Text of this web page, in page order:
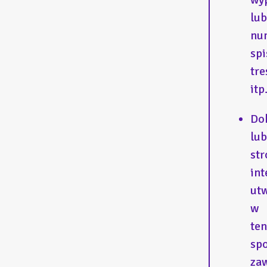
lub
lub
w
ten